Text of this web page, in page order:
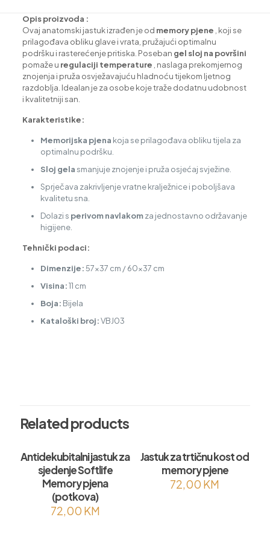
Opis proizvoda :
Ovaj anatomski jastuk izrađen je od memory pjene , koji se
prilagođava obliku glave i vrata, pružajući optimalnu
podršku i rasterećenje pritiska. Poseban gel sloj na površini
pomaže u regulaciji temperature , naslaga prekomjernog
znojenja i pruža osvježavajuću hladnoću tijekom ljetnog
razdoblja. Idealan je za osobe koje traže dodatnu udobnost
i kvalitetniji san.
Karakteristike:
Memorijska pjena koja se prilagođava obliku tijela za
optimalnu podršku.
Sloj gelasmanjuje znojenje i pruža osjećaj svježine.
Sprječava zakrivljenje vratne kralježnice i poboljšava
kvalitetu sna.
Dolazi s perivom navlakomza jednostavno održavanje
higijene.
Tehnički podaci:
Dimenzije:57×37 cm / 60×37 cm
Visina:11 cm
Boja: Bijela
Kataloški broj:VBJ03
Related products
Antidekubitalni jastuk za
sjedenje Softlife
Memory pjena
(potkova)
72,00 KM
Jastuk za trtičnu kost od
memory pjene
72,00 KM